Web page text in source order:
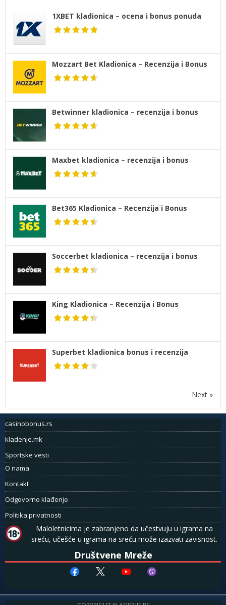
1XBET kladionica – ocena i bonus ponuda
Mozzart Bet Kladionica – Recenzija i Bonus
Betwinner kladionica – recenzija i bonus
Maxbet kladionica – recenzija i bonus
Bet365 Kladionica – Recenzija i Bonus
Soccerbet kladionica – recenzija i bonus
King Kladionica – Recenzija i Bonus
Superbet kladionica bonus i recenzija
Next »
casinobonus.rs
kladenje.mk
Sportske vesti
O nama
Kontakt
Odgovorno klađenje
Politika privatnosti
Maloletnicima je zabranjeno da učestvuju u igrama na
sreću, učešće u igrama na sreću može izazvati zavisnost.
Društvene Mreže